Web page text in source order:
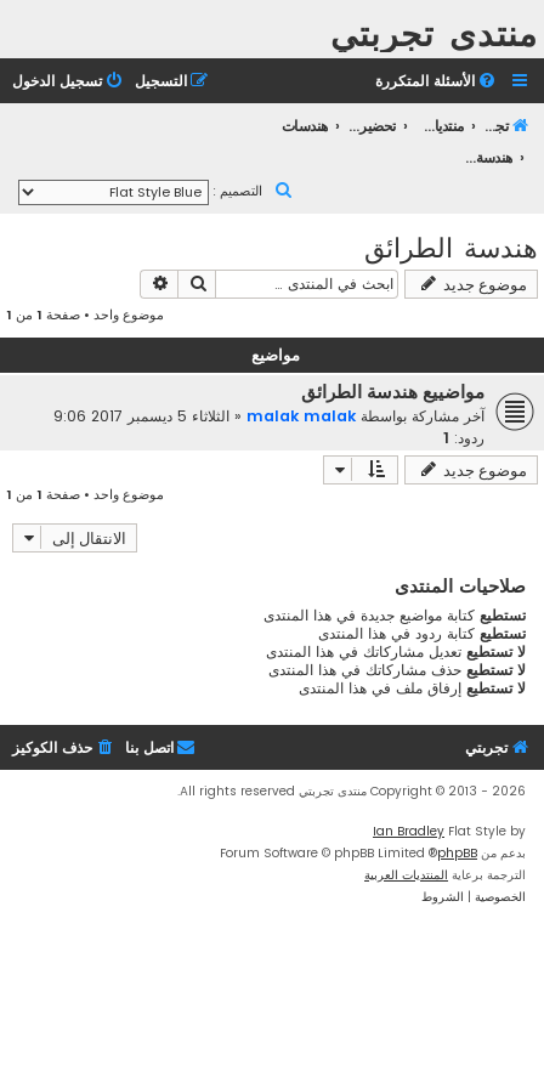
منتدى تجربتي
الأسئلة المتكررة تسجيل الدخول التسجيل
تجربتي منتديات التعليم الثانوي تحضير بكالوريا 2023
هندسات
هندسة الطرائق
التصميم :
هندسة الطرائق
موضوع جديد بحث
موضوع واحد • صفحة 1 من 1
مواضيع
مواضييع هندسة الطرائق
آخر مشاركة بواسطة malak malak
« الثلاثاء 5 ديسمبر 2017 9:06
ردود: 1
موضوع جديد
موضوع واحد • صفحة 1 من 1
الانتقال إلى
صلاحيات المنتدى
تستطيع كتابة مواضيع جديدة في هذا المنتدى
تستطيع كتابة ردود في هذا المنتدى
لا تستطيع تعديل مشاركاتك في هذا المنتدى
لا تستطيع حذف مشاركاتك في هذا المنتدى
لا تستطيع إرفاق ملف في هذا المنتدى
تجربتي حذف الكوكيز اتصل بنا
Copyright © 2013 - 2026 منتدى تجربتي All rights reserved.
Flat Style by
Ian Bradley
بدعم من phpBB
® Forum Software © phpBB Limited
الترجمة برعاية المنتديات العربية
الخصوصية | الشروط